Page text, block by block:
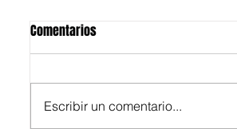
Comentarios
Escribir un comentario...